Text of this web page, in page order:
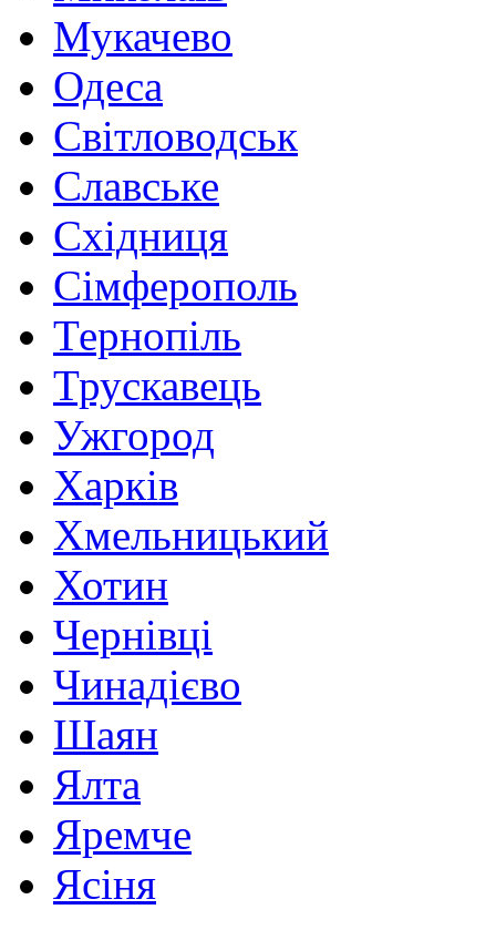
Мукачево
Одеса
Світловодськ
Славське
Східниця
Сімферополь
Тернопіль
Трускавець
Ужгород
Харків
Хмельницький
Хотин
Чернівці
Чинадієво
Шаян
Ялта
Яремче
Ясіня